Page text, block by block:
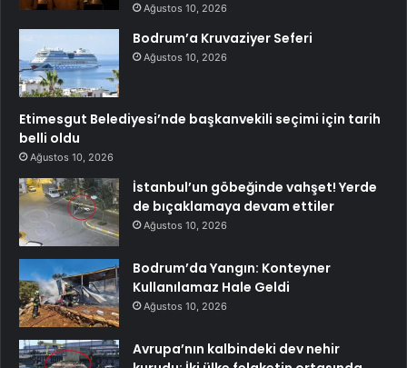
Ağustos 10, 2026
Bodrum’a Kruvaziyer Seferi
Ağustos 10, 2026
Etimesgut Belediyesi’nde başkanvekili seçimi için tarih
belli oldu
Ağustos 10, 2026
İstanbul’un göbeğinde vahşet! Yerde
de bıçaklamaya devam ettiler
Ağustos 10, 2026
Bodrum’da Yangın: Konteyner
Kullanılamaz Hale Geldi
Ağustos 10, 2026
Avrupa’nın kalbindeki dev nehir